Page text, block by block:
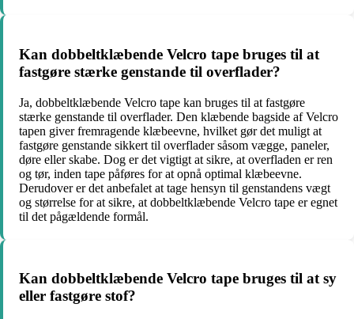
Kan dobbeltklæbende Velcro tape bruges til at
fastgøre stærke genstande til overflader?
Ja, dobbeltklæbende Velcro tape kan bruges til at fastgøre
stærke genstande til overflader. Den klæbende bagside af Velcro
tapen giver fremragende klæbeevne, hvilket gør det muligt at
fastgøre genstande sikkert til overflader såsom vægge, paneler,
døre eller skabe. Dog er det vigtigt at sikre, at overfladen er ren
og tør, inden tape påføres for at opnå optimal klæbeevne.
Derudover er det anbefalet at tage hensyn til genstandens vægt
og størrelse for at sikre, at dobbeltklæbende Velcro tape er egnet
til det pågældende formål.
Kan dobbeltklæbende Velcro tape bruges til at sy
eller fastgøre stof?